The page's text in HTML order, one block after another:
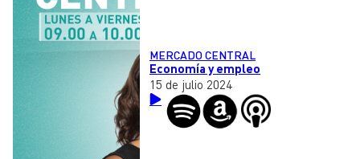
MERCADO CENTRAL
Economía y empleo
15 de julio 2024